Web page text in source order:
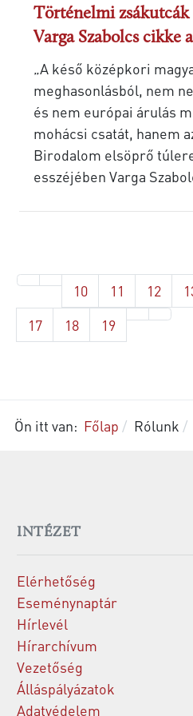
Történelmi zsákutcák
Varga Szabolcs cikke
„A késő középkori
meghasonlásból, nem
és nem európai árulás
mohácsi csatát, hanem
Birodalom elsöprő
esszéjében Varga
10 11 12
17
18 19
Ön itt van: Főlap Rólunk
INTÉZET
Elérhetőség
Eseménynaptár
Hírlevél
Hírarchívum
Vezetőség
Álláspályázatok
Adatvédelem